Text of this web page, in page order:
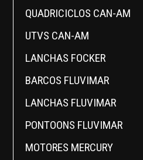
QUADRICICLOS CAN-AM
UTVS CAN-AM
LANCHAS FOCKER
BARCOS FLUVIMAR
LANCHAS FLUVIMAR
PONTOONS FLUVIMAR
MOTORES MERCURY